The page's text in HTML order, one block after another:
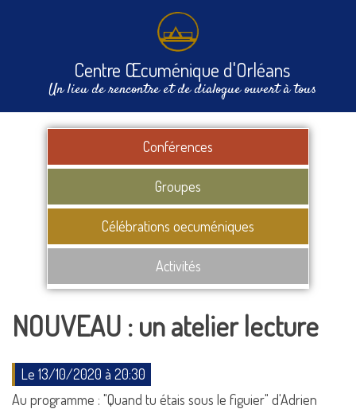
Centre Œcuménique d'Orléans
Un lieu de rencontre et de dialogue ouvert à tous
Conférences
Groupes
Célébrations oecuméniques
Activités
NOUVEAU : un atelier lecture
Le 13/10/2020 à 20:30
Au programme : "Quand tu étais sous le figuier" d'Adrien